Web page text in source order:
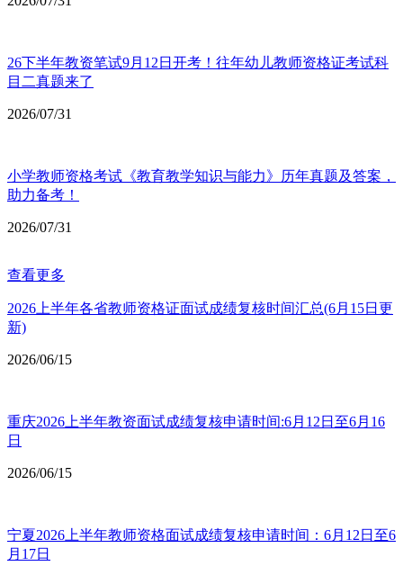
26下半年教资笔试9月12日开考！往年幼儿教师资格证考试科
目二真题来了
2026/07/31
小学教师资格考试《教育教学知识与能力》历年真题及答案，
助力备考！
2026/07/31
查看更多
2026上半年各省教师资格证面试成绩复核时间汇总(6月15日更
新)
2026/06/15
重庆2026上半年教资面试成绩复核申请时间:6月12日至6月16
日
2026/06/15
宁夏2026上半年教师资格面试成绩复核申请时间：6月12日至6
月17日